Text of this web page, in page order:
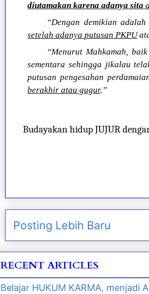
diutamakan karena adanya sita
“Dengan demikian
setelah adanya putusan PKPU
“Menurut Mahkamah,
sementara sehingga jikalau
putusan pengesahan
berakhir atau gugur.”
Budayakan hidup JUJUR
Posting Lebih Baru
RECENT ARTICLES
Belajar HUKUM KARMA, menjadi